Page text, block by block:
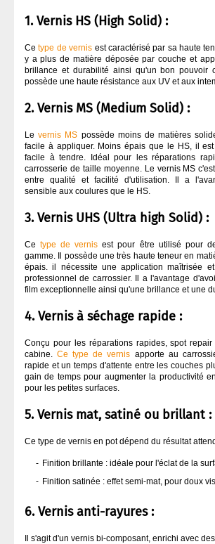
COLLES
DÉGRAISSANT
FINITION
MASQUAGE
MASTIC
OUTILLAGE À MAIN
OUTILLAGE
PONÇAGE
PULVÉRISATION
1. Vernis HS (High Solid) :
Cetype de vernis est caractérisé par sa haute
y a plus de matière déposée par couche et
brillance et durabilité ainsi qu'un bon pouvoir
possède une haute résistance aux UV et aux
2. Vernis MS (Medium Solid) :
Levernis MS possède moins de matières
facile à appliquer. Moins épais que le HS, il
facile à tendre. Idéal pour les réparations
carrosserie de taille moyenne. Le vernis MS
entre qualité et facilité d'utilisation. Il a
sensible aux coulures que le HS.
3. Vernis UHS (Ultra high Solid) :
Cetype de vernis est pour être utilisé pour
gamme. Il possède une très haute teneur en
épais. il nécessite une application maîtrisée
professionnel de carrossier. Il a l'avantage
film exceptionnelle ainsi qu'une brillance et une
4. Vernis à séchage rapide :
Conçu pour les réparations rapides, spot
cabine. Ce type de vernis apporte au
rapide et un temps d'attente entre les couches
gain de temps pour augmenter la productivité
pour les petites surfaces.
5. Vernis mat, satiné ou brillant :
Ce type de vernis en pot dépend du résultat
Finition brillante : idéale pour l'éclat de la
Finition satinée : effet semi-mat, pour doux
6. Vernis anti-rayures :
Il s'agit d'un vernis bi-composant, enrichi avec